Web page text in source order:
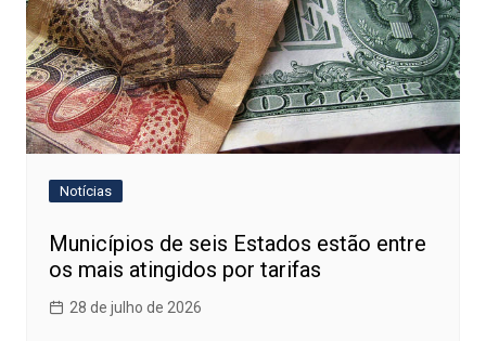
Notícias
Municípios de seis Estados estão entre
os mais atingidos por tarifas
28 de julho de 2026